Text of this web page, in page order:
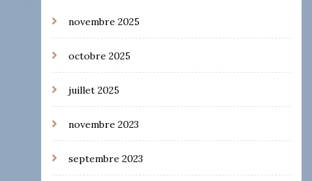
novembre 2025
octobre 2025
juillet 2025
novembre 2023
septembre 2023